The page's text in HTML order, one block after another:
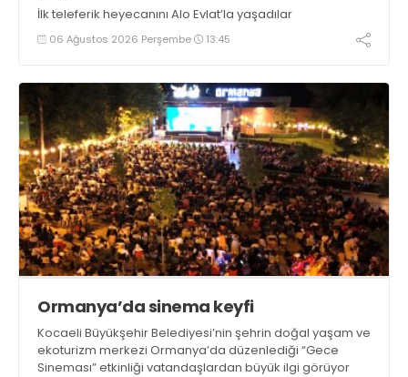
İlk teleferik heyecanını Alo Evlat’la yaşadılar
06 Ağustos 2026 Perşembe 13:45
Ormanya’da sinema keyfi
Kocaeli Büyükşehir Belediyesi’nin şehrin doğal yaşam ve
ekoturizm merkezi Ormanya’da düzenlediği “Gece
Sineması” etkinliği vatandaşlardan büyük ilgi görüyor